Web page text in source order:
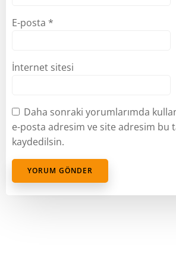
E-posta *
İnternet sitesi
Daha sonraki yorumlarımda
e-posta adresim ve site adresim bu
kaydedilsin.